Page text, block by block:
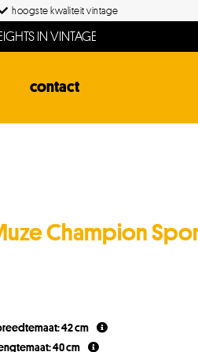
hoogste kwaliteit vintage
IN VINTAGE
contact
Champion
42 cm
40 cm